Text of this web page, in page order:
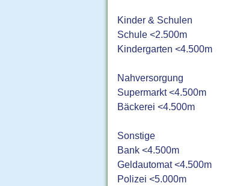
Kinder & Schulen
Schule <2.500m
Kindergarten <4.500m
Nahversorgung
Supermarkt <4.500m
Bäckerei <4.500m
Sonstige
Bank <4.500m
Geldautomat <4.500m
Polizei <5.000m